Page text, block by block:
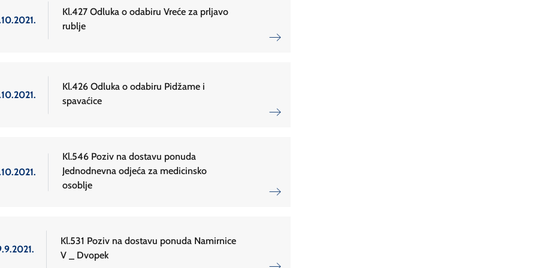
Kl.427 Odluka o odabiru Vreće za prljavo
rublje
Kl.426 Odluka o odabiru Pidžame i
spavaćice
Kl.546 Poziv na dostavu ponuda
Jednodnevna odjeća za medicinsko
osoblje
Kl.531 Poziv na dostavu ponuda Namirnice
V _ Dvopek